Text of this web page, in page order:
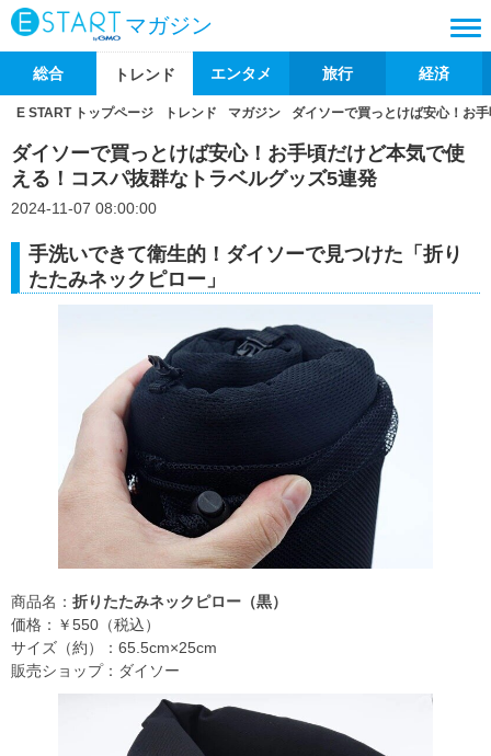
マガジン
総合 トレンド エンタメ 旅行 経済
E START トップページ トレンド マガジン ダイソーで買っとけば安心！お
ダイソーで買っとけば安心！お手頃だけど本気で使
える！コスパ抜群なトラベルグッズ5連発
2024-11-07 08:00:00
手洗いできて衛生的！ダイソーで見つけた「折り
たたみネックピロー」
商品名： 折りたたみネックピロー（黒）
価格：￥550（税込）
サイズ（約）：65.5cm×25cm
販売ショップ：ダイソー